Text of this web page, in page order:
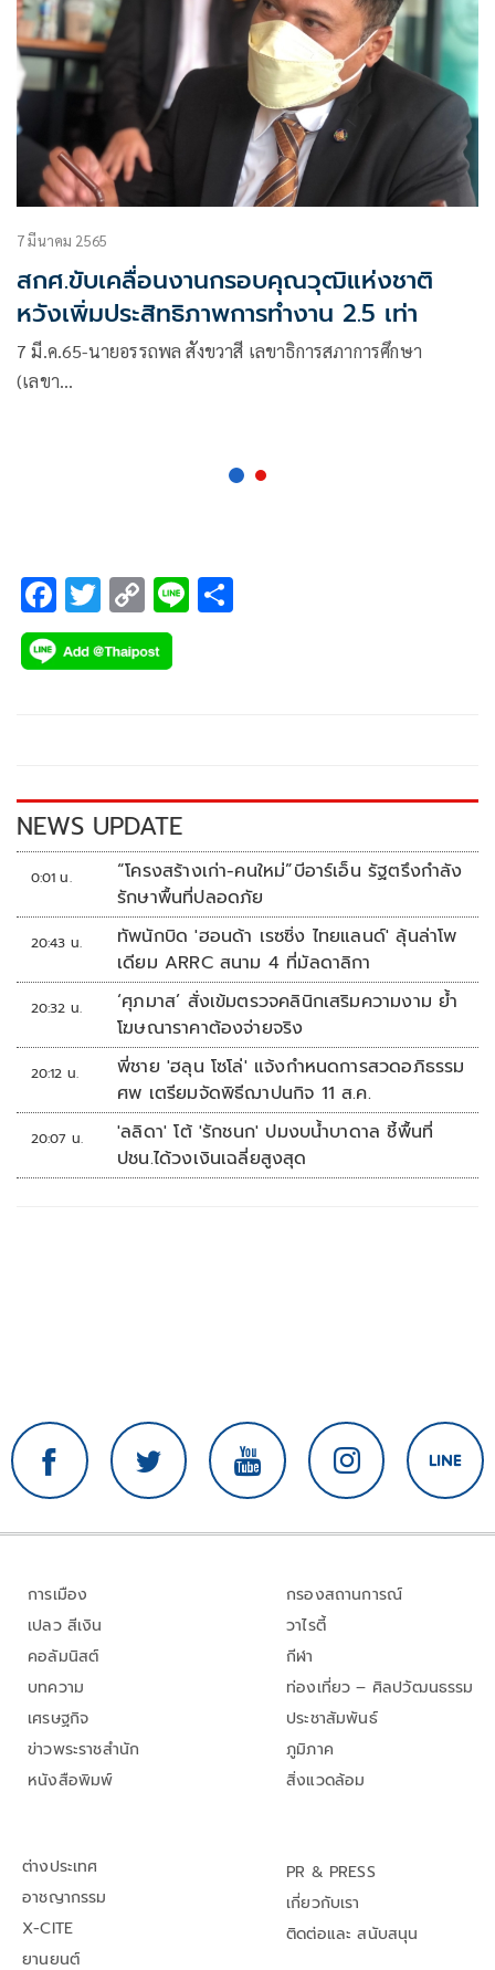
7 มีนาคม 2565
สกศ.ขับเคลื่อนงานกรอบคุณวุฒิแห่งชาติ
หวังเพิ่มประสิทธิภาพการทำงาน 2.5 เท่า
7 มี.ค.65-นายอรรถพล สังขวาสี เลขาธิการสภาการศึกษา
(เลขา…
F
ac
e
k
T
wi
tt
C
o
p
k
Li
NEWS UPDATE
0:01 น.
“โครงสร้างเก่า-คนใหม่”บีอาร์เอ็น รัฐตรึงกำลัง
รักษาพื้นที่ปลอดภัย
20:43 น.
ทัพนักบิด 'ฮอนด้า เรซซิ่ง ไทยแลนด์' ลุ้นล่าโพ
เดียม ARRC สนาม 4 ที่มัลดาลิกา
20:32 น.
‘ศุภมาส’ สั่งเข้มตรวจคลินิกเสริมความงาม ย้ำ
โฆษณาราคาต้องจ่ายจริง
20:12 น.
พี่ชาย 'ฮลุน โซโล่' แจ้งกำหนดการสวดอภิธรรม
ศพ เตรียมจัดพิธีฌาปนกิจ 11 ส.ค.
20:07 น.
'ลลิดา' โต้ 'รักชนก' ปมงบน้ำบาดาล ชี้พื้นที่
ปชน.ได้วงเงินเฉลี่ยสูงสุด
การเมือง
เปลว สีเงิน
คอลัมนิสต์
บทความ
เศรษฐกิจ
ข่าวพระราชสำนัก
หนังสือพิมพ์
กรองสถานการณ์
วาไรตี้
กีฬา
ท่องเที่ยว – ศิลปวัฒนธรรม
ประชาสัมพันธ์
ภูมิภาค
สิ่งแวดล้อม
ต่างประเทศ
อาชญากรรม
X-CITE
ยานยนต์
PR & PRESS
เกี่ยวกับเรา
ติดต่อและ สนับสนุน